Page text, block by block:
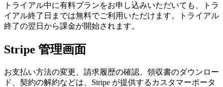
トライアル中に有料プランをお申し込みいただいても、トラ
イアル終了日までは無料でご利用いただけます。トライアル
終了の翌日から課金が開始されます。
Stripe 管理画面
お支払い方法の変更、請求履歴の確認、領収書のダウンロー
ド、契約の解約などは、Stripe が提供するカスタマーポータ